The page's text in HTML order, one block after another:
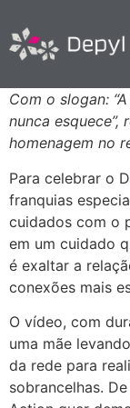
Com o slogan:
nunca esquece”,
homenagem no
Para celebrar o
franquias
cuidados com o
em um cuidado
é exaltar a
conexões mais
O vídeo, com
uma mãe
da rede para
sobrancelhas.